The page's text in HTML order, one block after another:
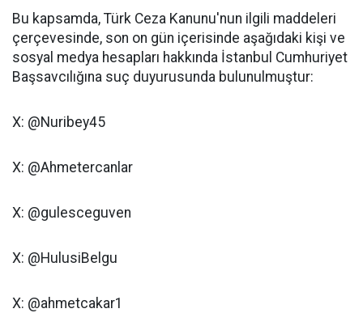
Bu kapsamda, Türk Ceza Kanunu'nun ilgili maddeleri
çerçevesinde, son on gün içerisinde aşağıdaki kişi ve
sosyal medya hesapları hakkında İstanbul Cumhuriyet
Başsavcılığına suç duyurusunda bulunulmuştur:
X: @Nuribey45
X: @Ahmetercanlar
X: @gulesceguven
X: @HulusiBelgu
X: @ahmetcakar1